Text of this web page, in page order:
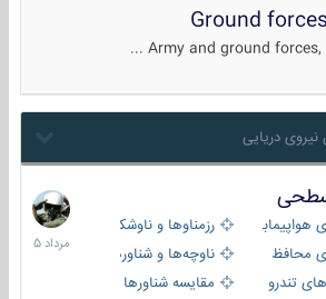
Ground
Army and ground
و بالگرد بررزمناوها و ناوشکن‌ها
ناوچه‌ها و شناورهای گشتی
تندرو
مقایسه شناورها
2
مرداد
1405